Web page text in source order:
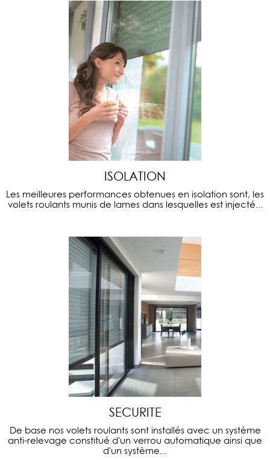
ISOLATION
Les meilleures performances obtenues en isolation sont, les
volets roulants munis de lames dans lesquelles est injecté...
SECURITE
De base nos volets roulants sont installés avec un système
anti-relevage constitué d'un verrou automatique ainsi que
d'un système...